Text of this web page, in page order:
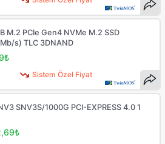
Sistem Özel Fiyat
M.2 PCIe Gen4 NVMe M.2 SSD
s) TLC 3DNAND
SNV3S/1000G PCI-EXPRESS 4.0 1